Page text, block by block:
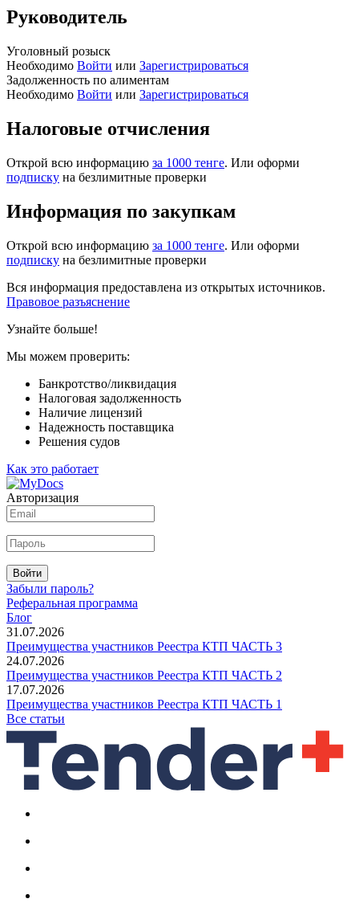
Руководитель
Уголовный розыск
Необходимо Войти или Зарегистрироваться
Задолженность по алиментам
Необходимо Войти или Зарегистрироваться
Налоговые отчисления
Открой всю информацию за 1000 тенге. Или оформи
подписку на безлимитные проверки
Информация по закупкам
Открой всю информацию за 1000 тенге. Или оформи
подписку на безлимитные проверки
Вся информация предоставлена из открытых источников.
Правовое разъяснение
Узнайте больше!
Мы можем проверить:
Банкротство/ликвидация
Налоговая задолженность
Наличие лицензий
Надежность поставщика
Решения судов
Как это работает
Авторизация
Войти
Забыли пароль?
Реферальная программа
Блог
31.07.2026
Преимущества участников Реестра КТП ЧАСТЬ 3
24.07.2026
Преимущества участников Реестра КТП ЧАСТЬ 2
17.07.2026
Преимущества участников Реестра КТП ЧАСТЬ 1
Все статьи